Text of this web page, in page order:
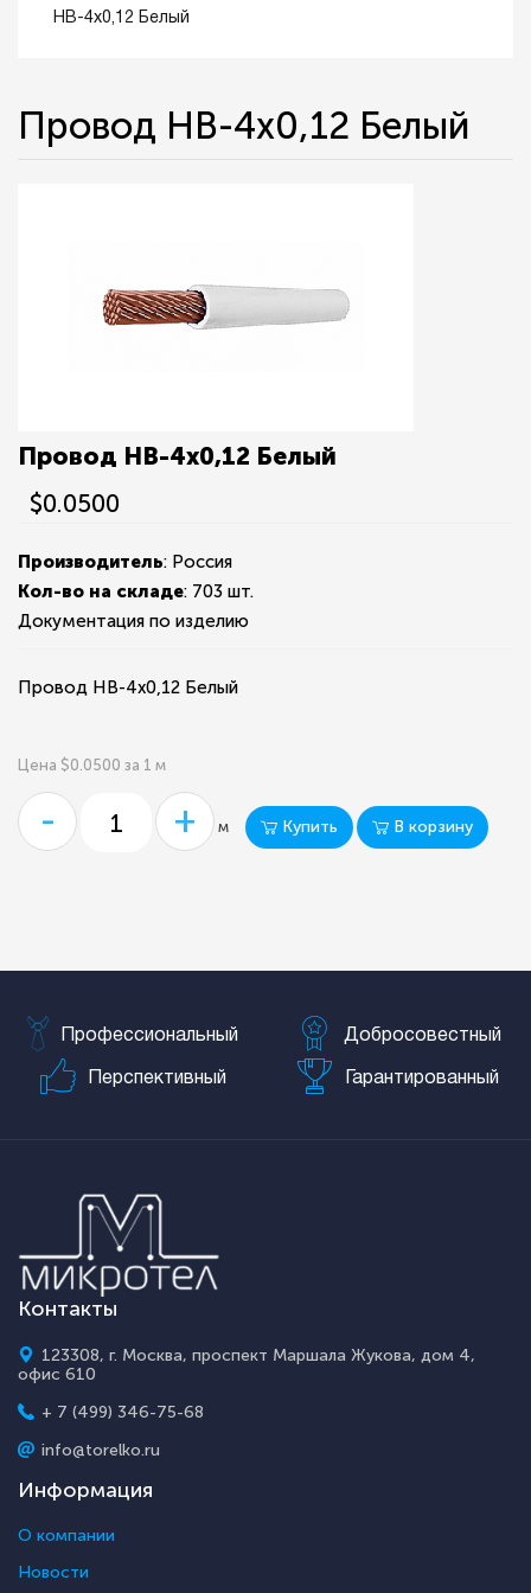
НВ-4х0,12 Белый
Провод НВ-4х0,12 Белый
Провод НВ-4х0,12 Белый
$0.0500
Производитель: Россия
Кол-во на складе: 703 шт.
Документация по изделию
Провод НВ-4х0,12 Белый
Цена $0.0500 за 1 м
- + м Купить В корзину
Профессиональный Добросовестный
Перспективный Гарантированный
Контакты
123308, г. Москва, проспект Маршала Жукова, дом 4,
офис 610
+ 7 (499) 346-75-68
info@torelko.ru
Информация
О компании
Новости